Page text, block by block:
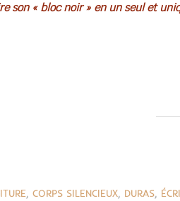
son « bloc noir » en un seul et
, CORPS SILENCIEUX, DURAS,